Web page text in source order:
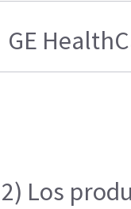
GE
2) Los